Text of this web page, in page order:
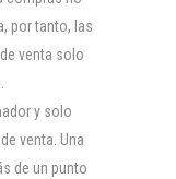
por tanto, las
venta solo
y solo
venta. Una
de un punto